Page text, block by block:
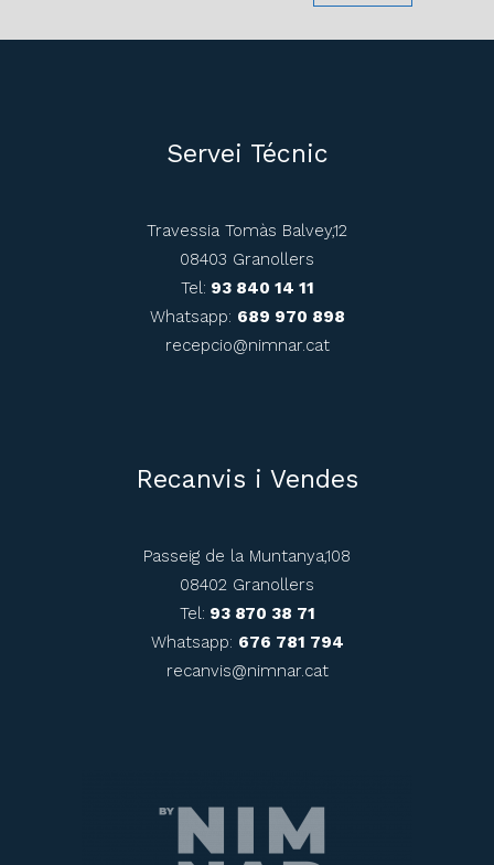
Servei Técnic
Travessia Tomàs Balvey,12
08403 Granollers
Tel: 93 840 14 11
Whatsapp: 689 970 898
recepcio@nimnar.cat
Recanvis i Vendes
Passeig de la Muntanya,108
08402 Granollers
Tel: 93 870 38 71
Whatsapp: 676 781 794
recanvis@nimnar.cat